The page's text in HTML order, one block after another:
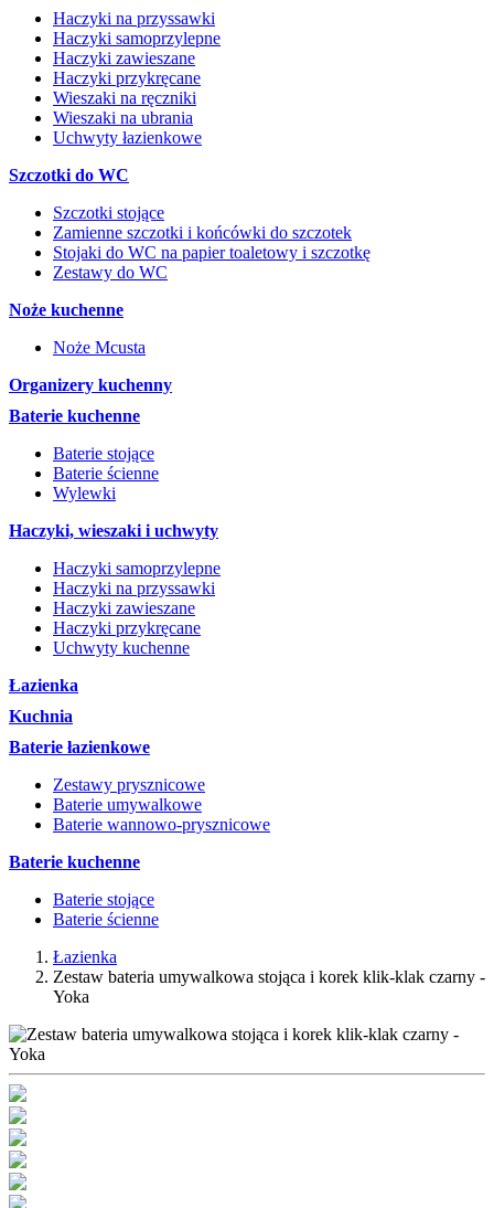
Haczyki na przyssawki
Haczyki samoprzylepne
Haczyki zawieszane
Haczyki przykręcane
Wieszaki na ręczniki
Wieszaki na ubrania
Uchwyty łazienkowe
Szczotki do WC
Szczotki stojące
Zamienne szczotki i końcówki do szczotek
Stojaki do WC na papier toaletowy i szczotkę
Zestawy do WC
Noże kuchenne
Noże Mcusta
Organizery kuchenny
Baterie kuchenne
Baterie stojące
Baterie ścienne
Wylewki
Haczyki, wieszaki i uchwyty
Haczyki samoprzylepne
Haczyki na przyssawki
Haczyki zawieszane
Haczyki przykręcane
Uchwyty kuchenne
Łazienka
Kuchnia
Baterie łazienkowe
Zestawy prysznicowe
Baterie umywalkowe
Baterie wannowo-prysznicowe
Baterie kuchenne
Baterie stojące
Baterie ścienne
Łazienka
Zestaw bateria umywalkowa stojąca i korek klik-klak czarny -
Yoka